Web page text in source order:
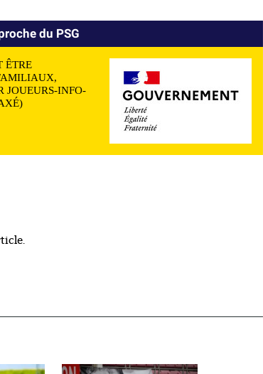
du PSG
ÊTRE
JOUEURS-INFO-